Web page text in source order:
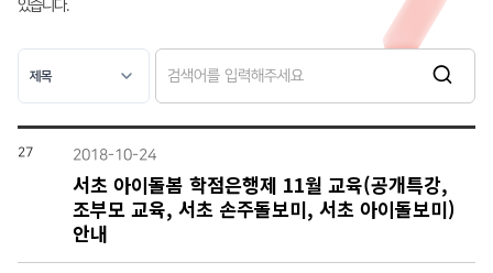
있습니다.
27
서초 아이돌봄 학점은행제 11월 교육(공개특강,
조부모 교육, 서초 손주돌보미, 서초 아이돌보미)
안내
2018-10-24